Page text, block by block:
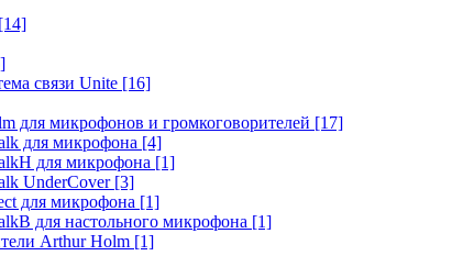
[14]
связи Unite [16]
микрофонов и громкоговорителей [17]
для микрофона [4]
для микрофона [1]
UnderCover [3]
для микрофона [1]
для настольного микрофона [1]
Arthur Holm [1]